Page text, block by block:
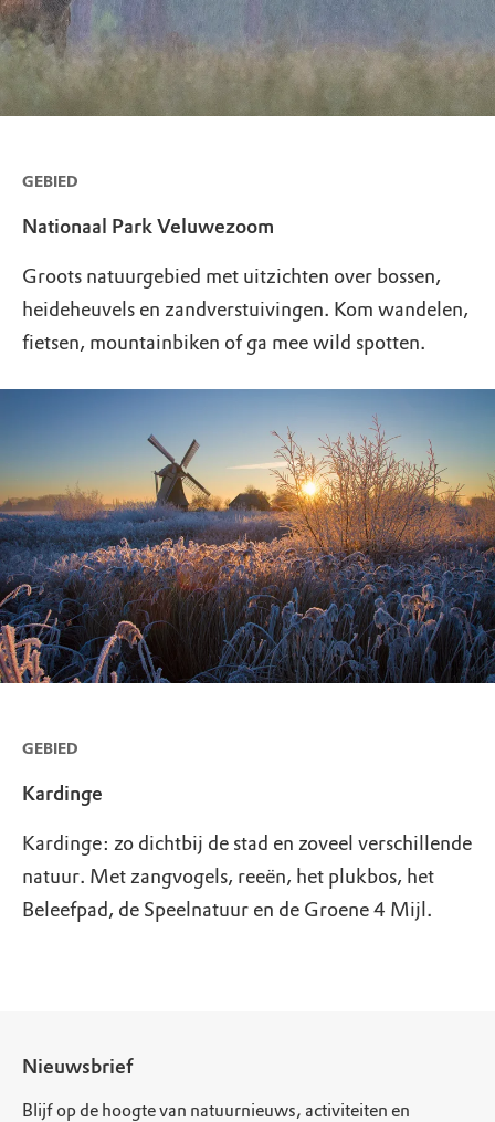
GEBIED
Nationaal Park Veluwezoom
Groots natuurgebied met uitzichten over bossen,
heideheuvels en zandverstuivingen. Kom wandelen,
fietsen, mountainbiken of ga mee wild spotten.
GEBIED
Kardinge
Kardinge: zo dichtbij de stad en zoveel verschillende
natuur. Met zangvogels, reeën, het plukbos, het
Beleefpad, de Speelnatuur en de Groene 4 Mijl.
Nieuwsbrief
Blijf op de hoogte van natuurnieuws, activiteiten en